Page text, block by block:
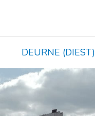
DEURNE (DIEST)